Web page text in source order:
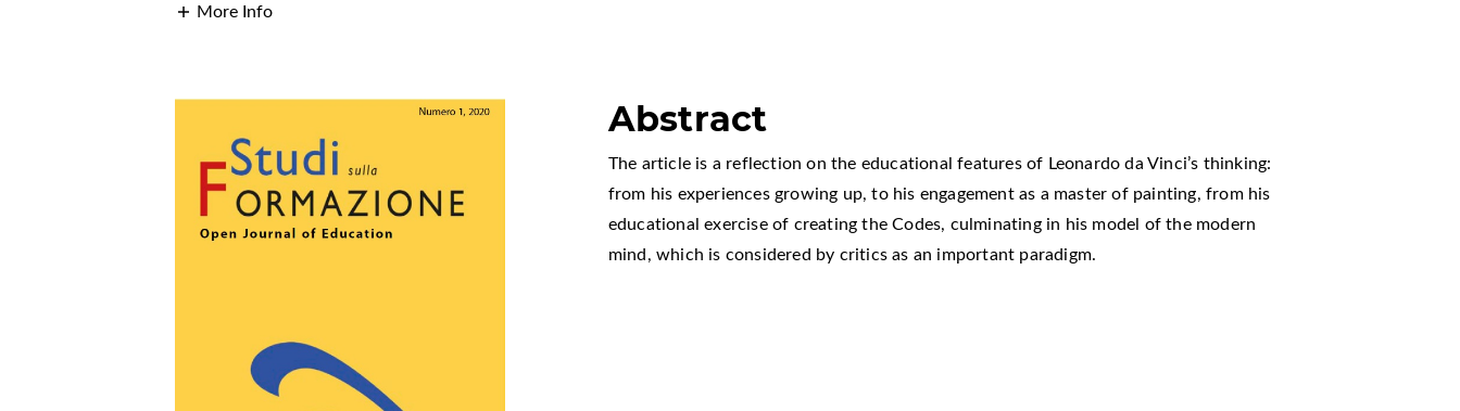
More Info
Abstract
The article is a reflection on the educational features of Leonardo da Vinci’s thinking:
from his experiences growing up, to his engagement as a master of painting, from his
educational exercise of creating the Codes, culminating in his model of the modern
mind, which is considered by critics as an important paradigm.